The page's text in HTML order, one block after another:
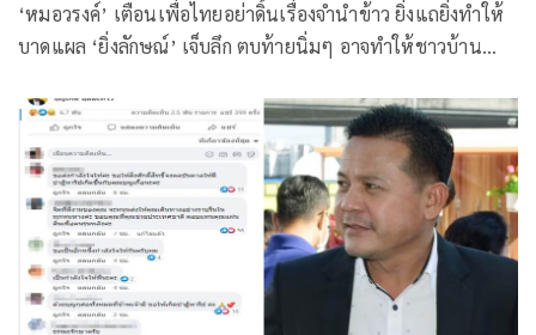
‘หมอวรงค์’ เตือนเพื่อไทยอย่าดิ้นเรื่องจำนำข้าว ยิ่งแถยิ่งทำให้
บาดแผล ‘ยิ่งลักษณ์’ เจ็บลึก ตบท้ายนิ่มๆ อาจทำให้ชาวบ้าน